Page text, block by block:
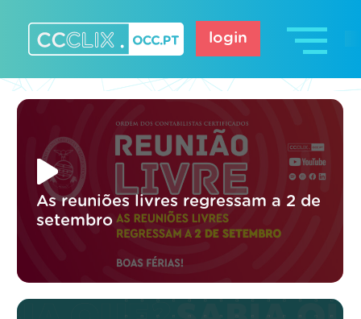
content
login
As reuniões livres regressam a 2 de
setembro